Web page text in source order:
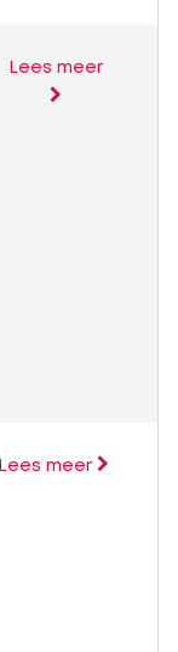
Lees meer
Lees meer